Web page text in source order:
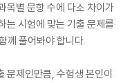
목별 문항 수에 다소 차이가
는 시험에 맞는 기출 문제를
께 풀어봐야 합니다.
문제인만큼, 수험생 본인이